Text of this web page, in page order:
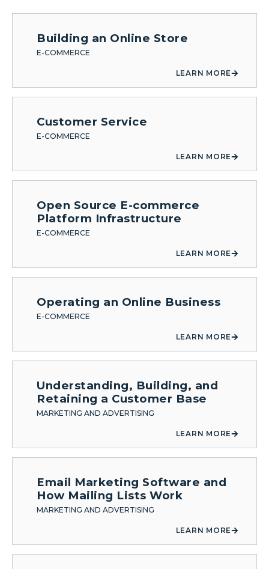
Building an Online Store
E-COMMERCE
LEARN MORE
Customer Service
E-COMMERCE
LEARN MORE
Open Source E-commerce
Platform Infrastructure
E-COMMERCE
LEARN MORE
Operating an Online Business
E-COMMERCE
LEARN MORE
Understanding, Building, and
Retaining a Customer Base
MARKETING AND ADVERTISING
LEARN MORE
Email Marketing Software and
How Mailing Lists Work
MARKETING AND ADVERTISING
LEARN MORE